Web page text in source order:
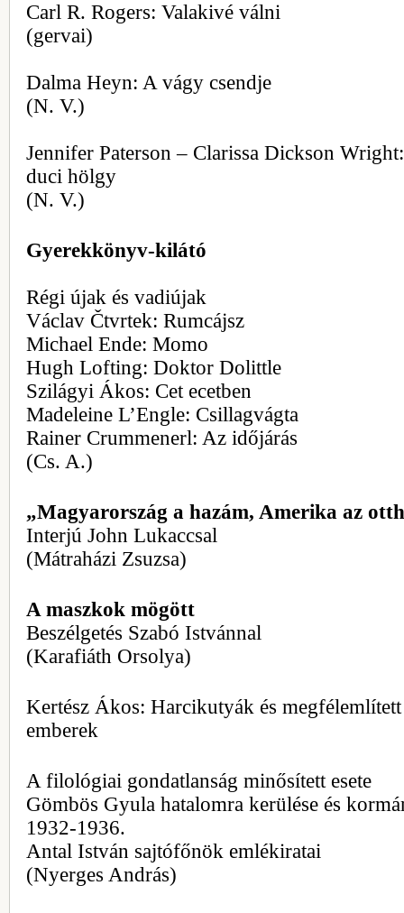
Carl R. Rogers: Valakivé válni
(gervai)
Dalma Heyn: A vágy csendje
(N. V.)
Jennifer Paterson – Clarissa Dickson
duci hölgy
(N. V.)
Gyerekkönyv-kilátó
Régi újak és vadiújak
Václav Čtvrtek: Rumcájsz
Michael Ende: Momo
Hugh Lofting: Doktor Dolittle
Szilágyi Ákos: Cet ecetben
Madeleine L’Engle: Csillagvágta
Rainer Crummenerl: Az időjárás
(Cs. A.)
„Magyarország a hazám, Amerika az
Interjú John Lukaccsal
(Mátraházi Zsuzsa)
A maszkok mögött
Beszélgetés Szabó Istvánnal
(Karafiáth Orsolya)
Kertész Ákos: Harcikutyák és megfélemlített
emberek
A filológiai gondatlanság minősített esete
Gömbös Gyula hatalomra kerülése és
1932-1936.
Antal István sajtófőnök emlékiratai
(Nyerges András)